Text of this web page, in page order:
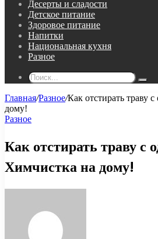
Десерты и сладости
Детское питание
Здоровое питание
Напитки
Национальная кухня
Разное
Главная/Разное/Как отстирать траву
дому!
Разное
Как отстирать траву с
Химчистка на дому!